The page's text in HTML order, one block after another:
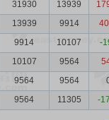
31930 13939
13939 9914
9914 10107
-
10107 9564
9564 9564
9564 11305 -